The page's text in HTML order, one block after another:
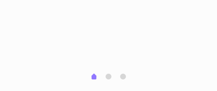
0 1 2